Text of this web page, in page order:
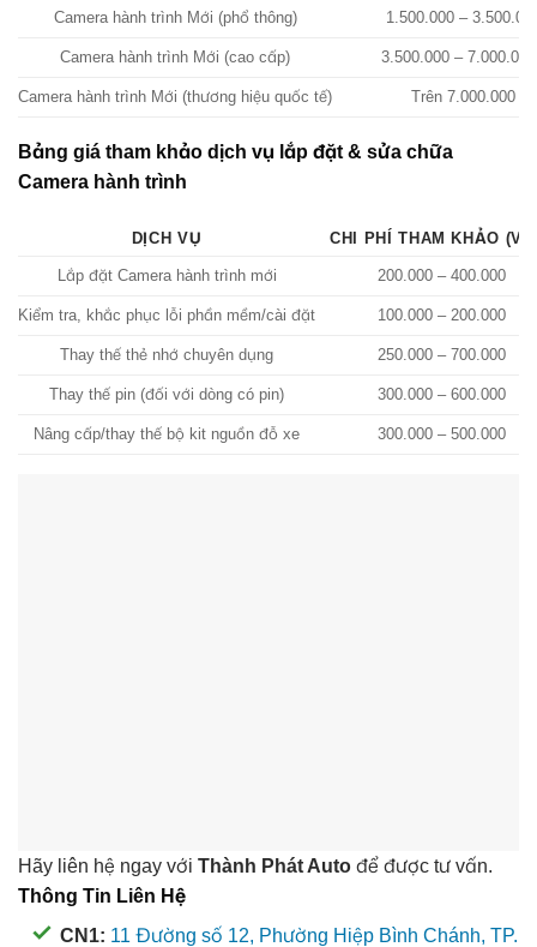
Camera hành trình Mới (phổ thông) 1.500.000 –
Camera hành trình Mới (cao cấp) 3.500.000 –
Camera hành trình Mới (thương hiệu quốc tế) Trên 7.000.000
Bảng giá tham khảo dịch vụ lắp đặt & sửa chữa
Camera hành trình
DỊCH VỤ CHI PHÍ THAM KHẢO
Lắp đặt Camera hành trình mới 200.000 – 400.000
Kiểm tra, khắc phục lỗi phần mềm/cài đặt 100.000 – 200.000
Thay thế thẻ nhớ chuyên dụng 250.000 – 700.000
Thay thế pin (đối với dòng có pin) 300.000 – 600.000
Nâng cấp/thay thế bộ kit nguồn đỗ xe 300.000 – 500.000
Hãy liên hệ ngay với Thành Phát Auto để được tư vấn.
Thông Tin Liên Hệ
CN1: 11 Đường số 12, Phường Hiệp Bình Chánh, TP.